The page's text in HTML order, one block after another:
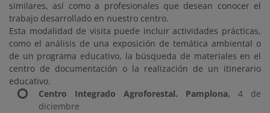
similares, así como a profesionales que desean conocer el
trabajo desarrollado en nuestro centro.
Esta modalidad de visita puede incluir actividades prácticas,
como el análisis de una exposición de temática ambiental o
de un programa educativo, la búsqueda de materiales en el
centro de documentación o la realización de un itinerario
educativo.
Centro Integrado Agroforestal. Pamplona. 4 de
diciembre